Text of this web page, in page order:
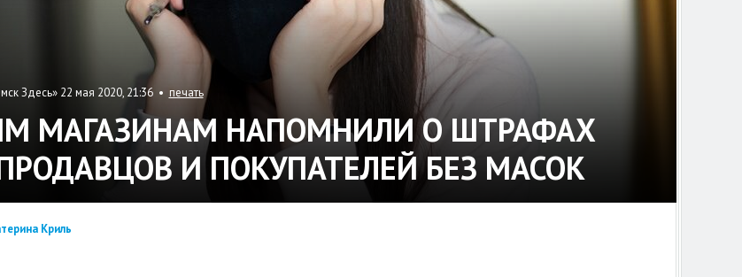
Здесь» 22 мая 2020, 21:36 • печать
МАГАЗИНАМ НАПОМНИЛИ О ШТРАФАХ
И ПОКУПАТЕЛЕЙ БЕЗ МАСОК
Криль